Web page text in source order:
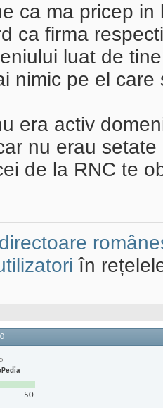
ca ma pricep
ca firma
luat de
nimic pe el
era activ
nu erau
de la RNC te
directoare
în
50